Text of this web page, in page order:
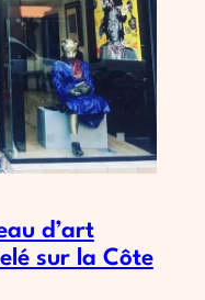
d’art
sur la Côte